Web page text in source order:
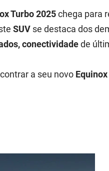
Turbo 2025chega para
SUV se destaca dos
conectividadede
a seu novo